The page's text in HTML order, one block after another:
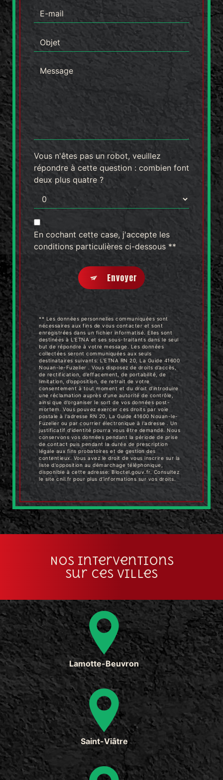
Vous n'êtes pas un robot, veuillez
répondre à cette question : combien font
deux plus quatre ?
En cochant cette case, j'accepte les
conditions particulières ci-dessous **
Envoyer
** Les données personnelles communiquées sont
nécessaires aux fins de vous contacter et sont
enregistrées dans un fichier informatisé. Elles sont
destinées à L'ETNA et ses sous-traitants dans le seul
but de répondre à votre message. Les données
collectées seront communiquées aux seuls
destinataires suivants: L'ETNA RN 20, La Guide 41600
Nouan-le-Fuzelier . Vous disposez de droits d’accès,
de rectification, d’effacement, de portabilité, de
limitation, d’opposition, de retrait de votre
consentement à tout moment et du droit d’introduire
une réclamation auprès d’une autorité de contrôle,
ainsi que d’organiser le sort de vos données post-
mortem. Vous pouvez exercer ces droits par voie
postale à l'adresse RN 20, La Guide 41600 Nouan-le-
Fuzelier ou par courrier électronique à l'adresse . Un
justificatif d'identité pourra vous être demandé. Nous
conservons vos données pendant la période de prise
de contact puis pendant la durée de prescription
légale aux fins probatoires et de gestion des
contentieux. Vous avez le droit de vous inscrire sur la
liste d'opposition au démarchage téléphonique,
disponible à cette adresse: Bloctel.gouv.fr. Consultez
le site cnil.fr pour plus d’informations sur vos droits.
Nos interventions
sur ces villes
Lamotte-Beuvron
Saint-Viâtre